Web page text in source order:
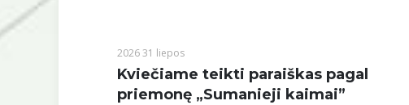
2026 31 liepos
Kviečiame teikti paraiškas pagal
priemonę „Sumanieji kaimai”